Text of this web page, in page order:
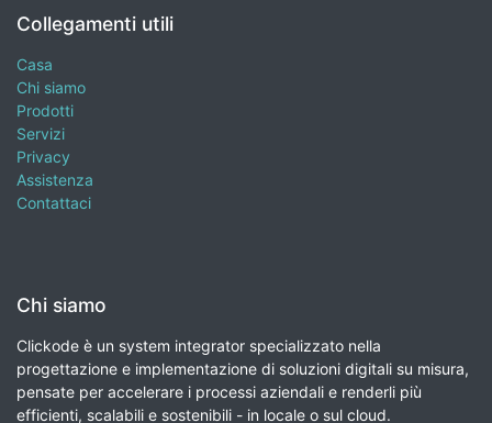
Collegamenti utili
Casa
Chi siamo
Prodotti
Servizi
Privacy
Assistenza
Contattaci
Chi siamo
Clickode è un system integrator specializzato nella
progettazione e implementazione di soluzioni digitali su misura,
pensate per accelerare i processi aziendali e renderli più
efficienti, scalabili e sostenibili - in locale o sul cloud.